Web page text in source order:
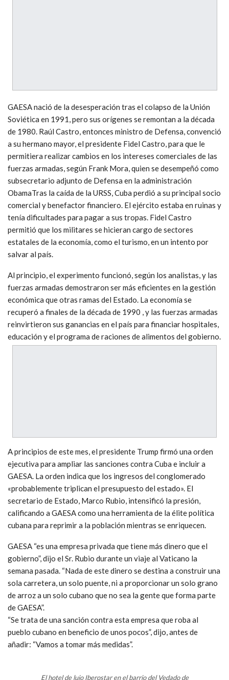
GAESA nació de la desesperación tras el colapso de la Unión
Soviética en 1991, pero sus orígenes se remontan a la década
de 1980. Raúl Castro, entonces ministro de Defensa, convenció
a su hermano mayor, el presidente Fidel Castro, para que le
permitiera realizar cambios en los intereses comerciales de las
fuerzas armadas, según Frank Mora, quien se desempeñó como
subsecretario adjunto de Defensa en la administración
ObamaTras la caída de la URSS, Cuba perdió a su principal socio
comercial y benefactor financiero. El ejército estaba en ruinas y
tenía dificultades para pagar a sus tropas. Fidel Castro
permitió que los militares se hicieran cargo de sectores
estatales de la economía, como el turismo, en un intento por
salvar al país.
Al principio, el experimento funcionó, según los analistas, y las
fuerzas armadas demostraron ser más eficientes en la gestión
económica que otras ramas del Estado. La economía se
recuperó a finales de la década de 1990 , y las fuerzas armadas
reinvirtieron sus ganancias en el país para financiar hospitales,
educación y el programa de raciones de alimentos del gobierno.
A principios de este mes, el presidente Trump firmó una orden
ejecutiva para ampliar las sanciones contra Cuba e incluir a
GAESA. La orden indica que los ingresos del conglomerado
«probablemente triplican el presupuesto del estado». El
secretario de Estado, Marco Rubio, intensificó la presión,
calificando a GAESA como una herramienta de la élite política
cubana para reprimir a la población mientras se enriquecen.
GAESA “es una empresa privada que tiene más dinero que el
gobierno”, dijo el Sr. Rubio durante un viaje al Vaticano la
semana pasada. “Nada de este dinero se destina a construir una
sola carretera, un solo puente, ni a proporcionar un solo grano
de arroz a un solo cubano que no sea la gente que forma parte
de GAESA”.
“Se trata de una sanción contra esta empresa que roba al
pueblo cubano en beneficio de unos pocos”, dijo, antes de
añadir: “Vamos a tomar más medidas”.
El hotel de lujo Iberostar en el barrio del Vedado de